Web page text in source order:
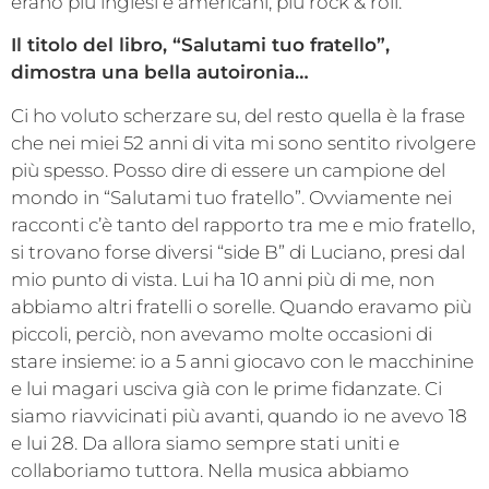
Il titolo del libro, “Salutami tuo fratello”,
dimostra una bella autoironia…
Ci ho voluto scherzare su, del resto quella è la frase
che nei miei 52 anni di vita mi sono sentito rivolgere
più spesso. Posso dire di essere un campione del
mondo in “Salutami tuo fratello”. Ovviamente nei
racconti c’è tanto del rapporto tra me e mio fratello,
si trovano forse diversi “side B” di Luciano, presi dal
mio punto di vista. Lui ha 10 anni più di me, non
abbiamo altri fratelli o sorelle. Quando eravamo più
piccoli, perciò, non avevamo molte occasioni di
stare insieme: io a 5 anni giocavo con le macchinine
e lui magari usciva già con le prime fidanzate. Ci
siamo riavvicinati più avanti, quando io ne avevo 18
e lui 28. Da allora siamo sempre stati uniti e
collaboriamo tuttora. Nella musica abbiamo